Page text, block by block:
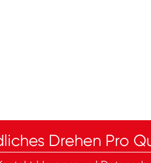
Drehen Pro